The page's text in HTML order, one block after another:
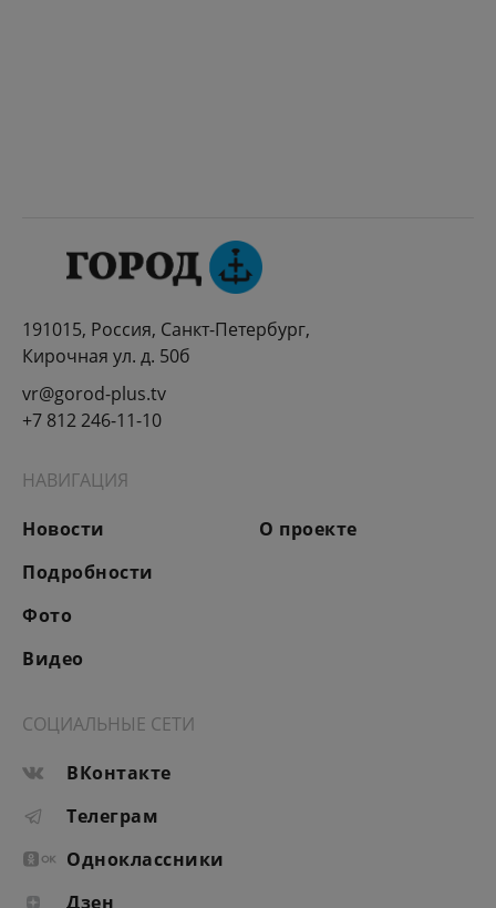
191015, Россия, Санкт-Петербург,
Кирочная ул. д. 50б
vr@gorod-plus.tv
+7 812 246-11-10
НАВИГАЦИЯ
Новости
Подробности
Фото
Видео
О проекте
СОЦИАЛЬНЫЕ СЕТИ
ВКонтакте
Телеграм
Одноклассники
Дзен